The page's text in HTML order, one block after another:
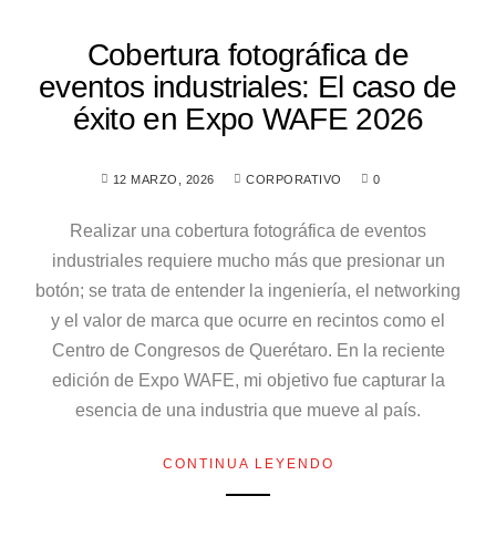
Cobertura fotográfica de
eventos industriales: El caso de
éxito en Expo WAFE 2026
12 MARZO, 2026 CORPORATIVO 0
Realizar una cobertura fotográfica de eventos
industriales requiere mucho más que presionar un
botón; se trata de entender la ingeniería, el networking
y el valor de marca que ocurre en recintos como el
Centro de Congresos de Querétaro. En la reciente
edición de Expo WAFE, mi objetivo fue capturar la
esencia de una industria que mueve al país.
CONTINUA LEYENDO